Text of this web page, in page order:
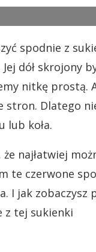
spodnie z
Jej dół skrojony
nitkę prostą.
stron. Dlatego
lub koła.
że najłatwiej
te czerwone
I jak zobaczysz
z tej sukienki